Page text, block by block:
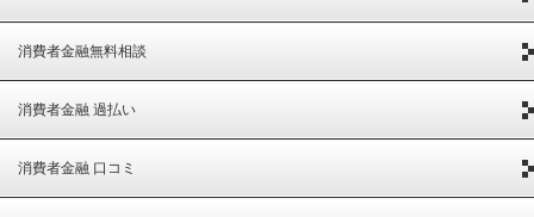
消費者金融無料相談
消費者金融 過払い
消費者金融 口コミ